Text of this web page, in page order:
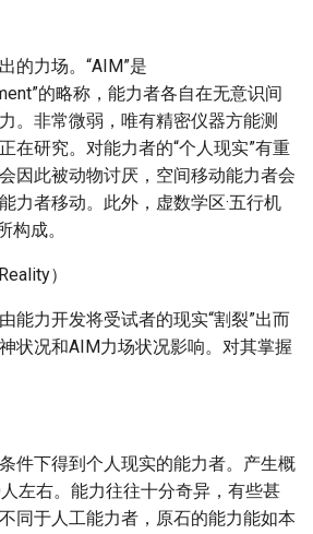
的力场。“AIM”是
的略称，能力者各自在无意识间
。非常微弱，唯有精密仪器方能测
在研究。对能力者的“个人现实”有重
因此被动物讨厌，空间移动能力者会
力者移动。此外，虚数学区·五行机
构成。
）
能力开发将受试者的现实“割裂”出而
状况和AIM力场状况影响。对其掌握
件下得到个人现实的能力者。产生概
左右。能力往往十分奇异，有些甚
同于人工能力者，原石的能力能如本